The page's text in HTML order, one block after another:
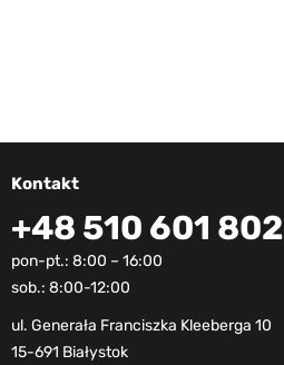
Kontakt
+48 510 601 802
pon-pt.: 8:00 – 16:00
sob.: 8:00-12:00
ul. Generała Franciszka Kleeberga 10
15-691 Białystok